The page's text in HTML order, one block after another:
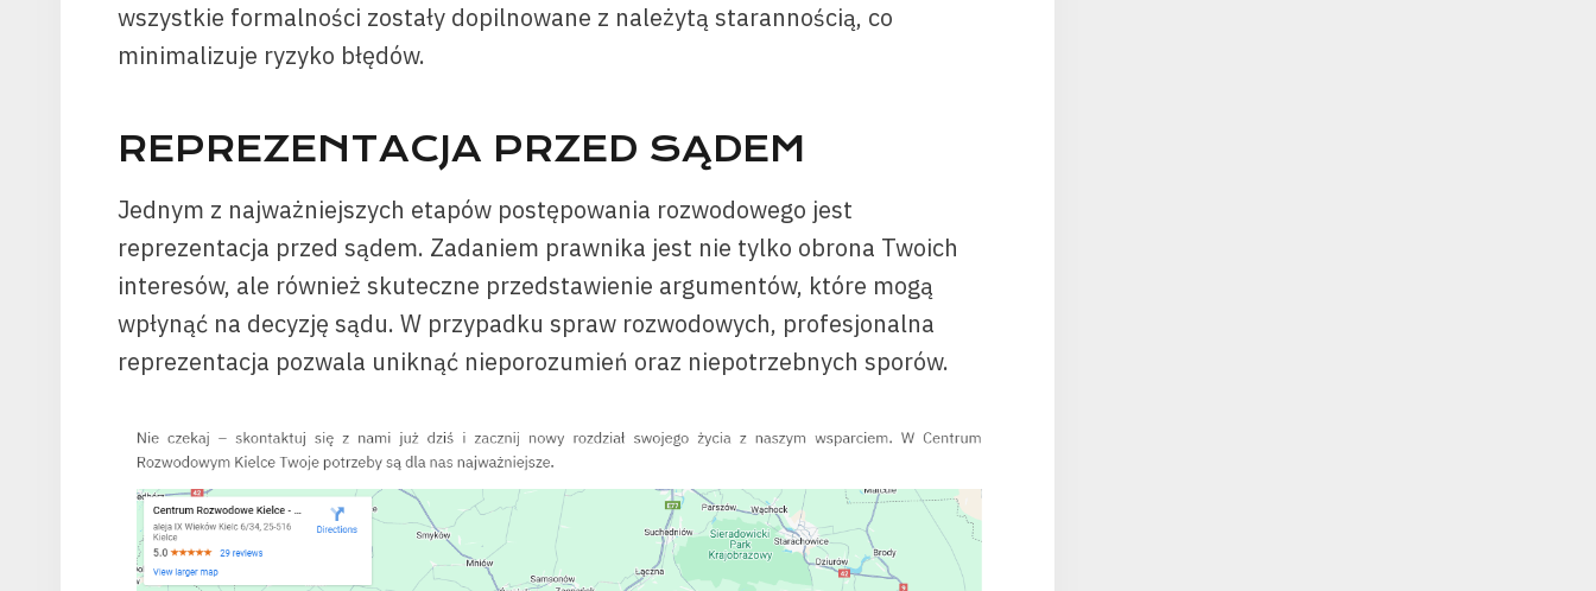
wszystkie formalności zostały dopilnowane z należytą starannością, co
minimalizuje ryzyko błędów.
REPREZENTACJA PRZED SĄDEM
Jednym z najważniejszych etapów postępowania rozwodowego jest
reprezentacja przed sądem. Zadaniem prawnika jest nie tylko obrona Twoich
interesów, ale również skuteczne przedstawienie argumentów, które mogą
wpłynąć na decyzję sądu. W przypadku spraw rozwodowych, profesjonalna
reprezentacja pozwala uniknąć nieporozumień oraz niepotrzebnych sporów.